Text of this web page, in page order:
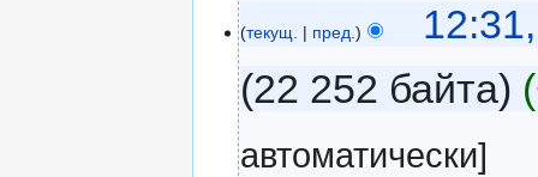
текущ. пред.
22 252 байта
автоматически]